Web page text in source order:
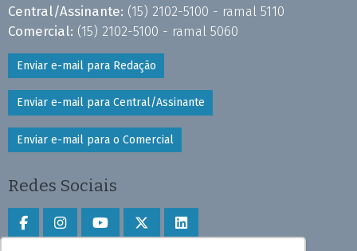
Central/Assinante: (15) 2102-5100 - ramal 5110
Comercial: (15) 2102-5100 - ramal 5060
Enviar e-mail para Redação
Enviar e-mail para Central/Assinante
Enviar e-mail para o Comercial
Redes Sociais